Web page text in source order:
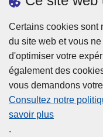
Certains cookies sont
du site web et vous
d'optimiser votre
également des
vous demandons
Consultez notre
savoir plus
.